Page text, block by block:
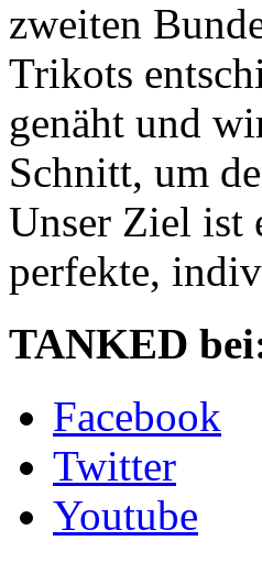
zweiten
Trikots
genäht und
Schnitt, um
Unser Ziel ist
perfekte,
TANKED
Facebook
Twitter
Youtube